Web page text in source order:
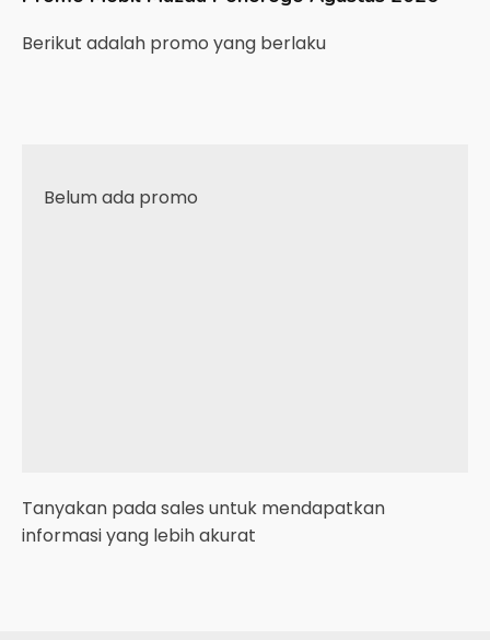
Berikut adalah promo yang berlaku
Belum ada promo
Tanyakan pada sales untuk mendapatkan
informasi yang lebih akurat